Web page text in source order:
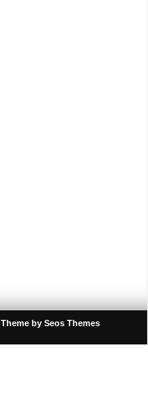
Theme by Seos Themes